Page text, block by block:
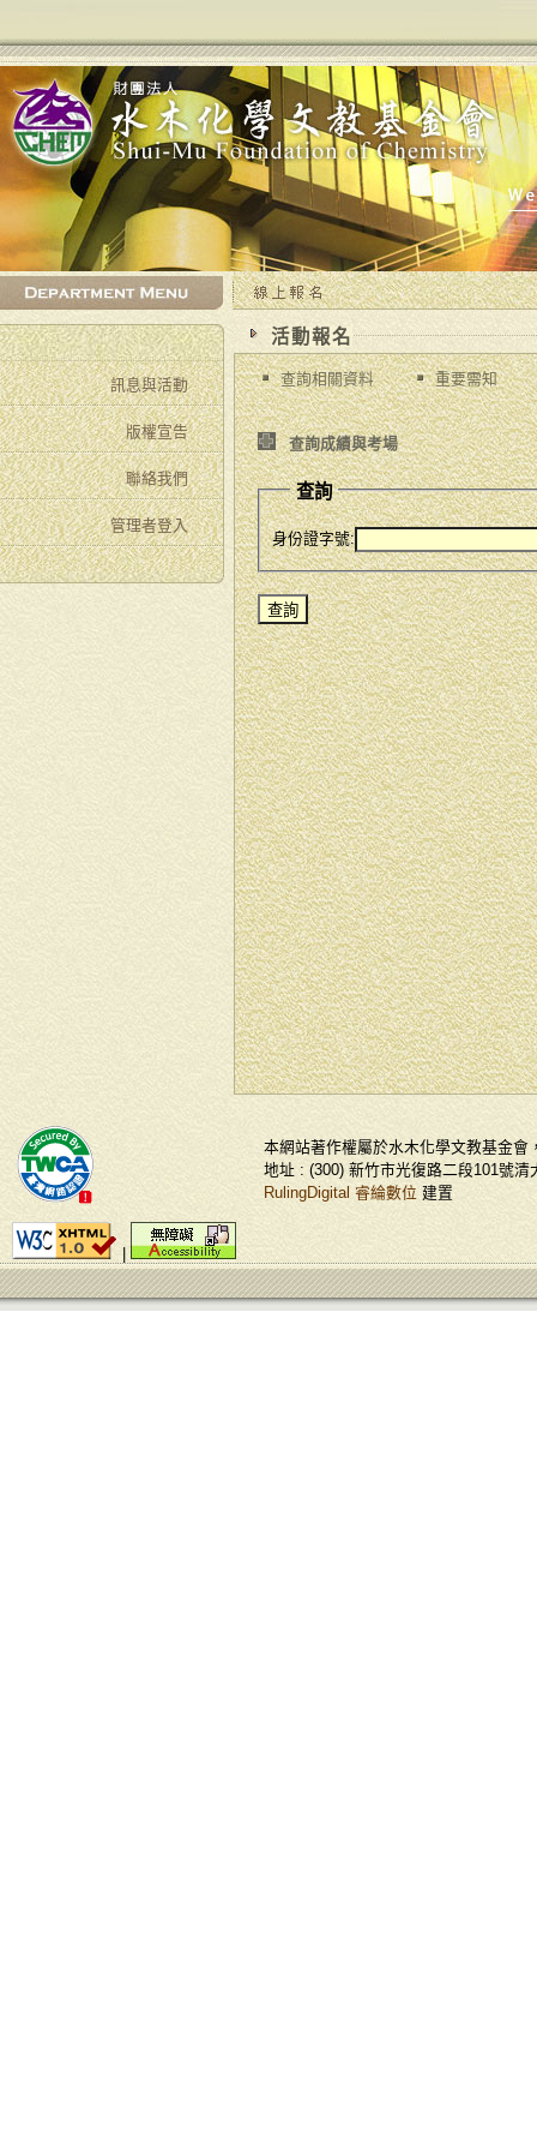
:::
活動報名
查詢相關資料
重要需知
:::
查詢成績與考場
查詢
身份證字號:
:::
訊息與活動
版權宣告
聯絡我們
管理者登入
本網站著作權屬於水木化學文教基金會
地址 : (300) 新竹市光復路二段101號
RulingDigital 睿綸數位 建置